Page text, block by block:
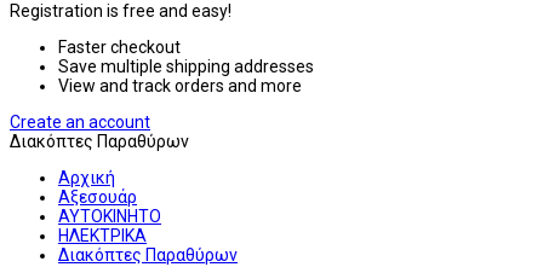
Registration is free and easy!
Faster checkout
Save multiple shipping addresses
View and track orders and more
Create an account
Διακόπτες Παραθύρων
Αρχική
Αξεσουάρ
ΑΥΤΟΚΙΝΗΤΟ
ΗΛΕΚΤΡΙΚΑ
Διακόπτες Παραθύρων